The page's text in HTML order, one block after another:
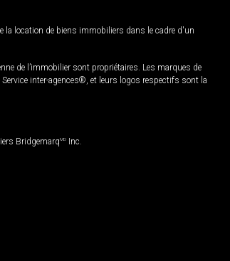
la location de biens immobiliers dans le cadre d'un
de l’immobilier sont propriétaires. Les marques de
inter-agences®, et leurs logos respectifs sont la
BridgemarqMD Inc.